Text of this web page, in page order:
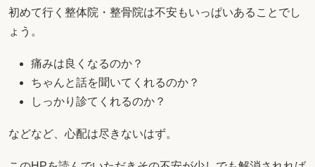
初めて行く整体院・整骨院は不安もいっぱいあることでし
ょう。
痛みは良くなるのか？
ちゃんと話を聞いてくれるのか？
しっかり診てくれるのか？
などなど、心配は尽きないはず。